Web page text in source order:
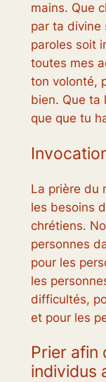
mains. Que
par ta divine
paroles soit
toutes mes
ton volonté,
bien. Que ta
que que tu
La prière du
les besoins
chrétiens.
personnes
pour les
les
difficultés,
et pour les
Prier afin
individus